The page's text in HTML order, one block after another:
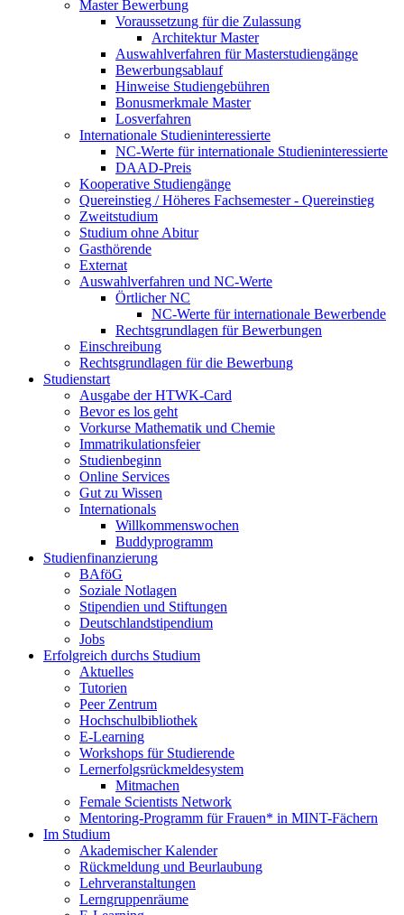
Master Bewerbung
Voraussetzung für die Zulassung
Architektur Master
Auswahlverfahren für Masterstudiengänge
Bewerbungsablauf
Hinweise Studiengebühren
Bonusmerkmale Master
Losverfahren
Internationale Studieninteressierte
NC-Werte für internationale Studieninteressierte
DAAD-Preis
Kooperative Studiengänge
Quereinstieg / Höheres Fachsemester - Quereinstieg
Zweitstudium
Studium ohne Abitur
Gasthörende
Externat
Auswahlverfahren und NC-Werte
Örtlicher NC
NC-Werte für internationale Bewerbende
Rechtsgrundlagen für Bewerbungen
Einschreibung
Rechtsgrundlagen für die Bewerbung
Studienstart
Ausgabe der HTWK-Card
Bevor es los geht
Vorkurse Mathematik und Chemie
Immatrikulationsfeier
Studienbeginn
Online Services
Gut zu Wissen
Internationals
Willkommenswochen
Buddyprogramm
Studienfinanzierung
BAföG
Soziale Notlagen
Stipendien und Stiftungen
Deutschlandstipendium
Jobs
Erfolgreich durchs Studium
Aktuelles
Tutorien
Peer Zentrum
Hochschulbibliothek
E-Learning
Workshops für Studierende
Lernerfolgsrückmeldesystem
Mitmachen
Female Scientists Network
Mentoring-Programm für Frauen* in MINT-Fächern
Im Studium
Akademischer Kalender
Rückmeldung und Beurlaubung
Lehrveranstaltungen
Lerngruppenräume